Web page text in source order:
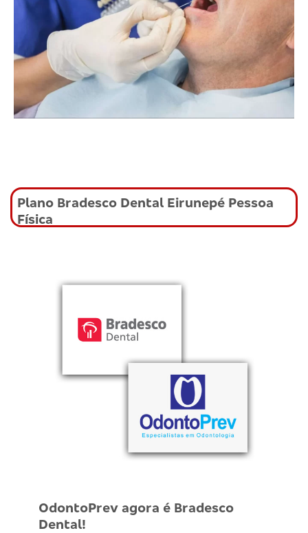
Plano Bradesco Dental Eirunepé Pessoa
Física
OdontoPrev agora é Bradesco
Dental!